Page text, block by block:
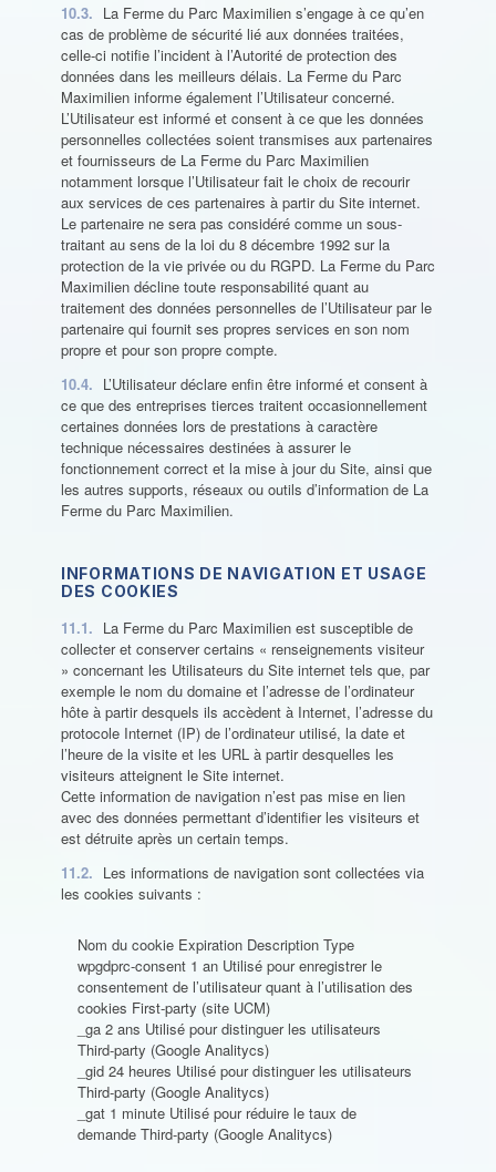
10.3. La Ferme du Parc Maximilien s’engage à ce qu’en
cas de problème de sécurité lié aux données traitées,
celle-ci notifie l’incident à l’Autorité de protection des
données dans les meilleurs délais. La Ferme du Parc
Maximilien informe également l’Utilisateur concerné.
L’Utilisateur est informé et consent à ce que les données
personnelles collectées soient transmises aux partenaires
et fournisseurs de La Ferme du Parc Maximilien
notamment lorsque l’Utilisateur fait le choix de recourir
aux services de ces partenaires à partir du Site internet.
Le partenaire ne sera pas considéré comme un sous-
traitant au sens de la loi du 8 décembre 1992 sur la
protection de la vie privée ou du RGPD. La Ferme du Parc
Maximilien décline toute responsabilité quant au
traitement des données personnelles de l’Utilisateur par le
partenaire qui fournit ses propres services en son nom
propre et pour son propre compte.
10.4. L’Utilisateur déclare enfin être informé et consent à
ce que des entreprises tierces traitent occasionnellement
certaines données lors de prestations à caractère
technique nécessaires destinées à assurer le
fonctionnement correct et la mise à jour du Site, ainsi que
les autres supports, réseaux ou outils d’information de La
Ferme du Parc Maximilien.
INFORMATIONS DE NAVIGATION ET USAGE
DES COOKIES
11.1. La Ferme du Parc Maximilien est susceptible de
collecter et conserver certains « renseignements visiteur
» concernant les Utilisateurs du Site internet tels que, par
exemple le nom du domaine et l’adresse de l’ordinateur
hôte à partir desquels ils accèdent à Internet, l’adresse du
protocole Internet (IP) de l’ordinateur utilisé, la date et
l’heure de la visite et les URL à partir desquelles les
visiteurs atteignent le Site internet.
Cette information de navigation n’est pas mise en lien
avec des données permettant d’identifier les visiteurs et
est détruite après un certain temps.
11.2. Les informations de navigation sont collectées via
les cookies suivants :
Nom du cookie Expiration Description Type
wpgdprc-consent 1 an Utilisé pour enregistrer le
consentement de l’utilisateur quant à l’utilisation des
cookies First-party (site UCM)
_ga 2 ans Utilisé pour distinguer les utilisateurs
Third-party (Google Analitycs)
_gid 24 heures Utilisé pour distinguer les utilisateurs
Third-party (Google Analitycs)
_gat 1 minute Utilisé pour réduire le taux de
demande Third-party (Google Analitycs)